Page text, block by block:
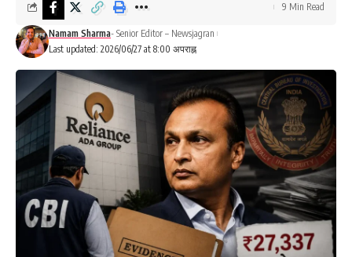
Last updated: 2026/06/27 at 8:00 अपराह्न
Namam Sharma- Senior Editor – Newsjagran
9 Min Read